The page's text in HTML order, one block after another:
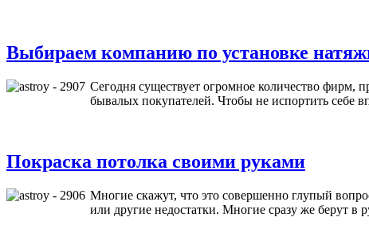
Выбираем компанию по установке
Сегодня существует огромное количество
бывалых покупателей. Чтобы не испортить себе
Покраска потолка своими руками
Многие скажут, что это совершенно глупый
или другие недостатки. Многие сразу же берут в